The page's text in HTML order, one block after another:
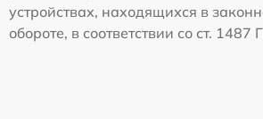
устройствах, находящихся в
обороте, в соответствии со ст. 1487